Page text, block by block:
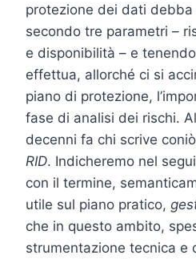
protezione dei dati
secondo tre parametri –
e disponibilità – e
effettua, allorché ci si
piano di protezione,
fase di analisi dei rischi.
decenni fa chi scrive
RID. Indicheremo nel
con il termine,
utile sul piano pratico,
che in questo ambito,
strumentazione tecnica e